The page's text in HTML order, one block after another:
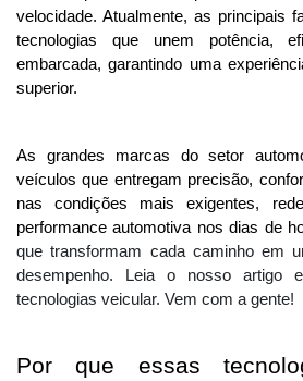
velocidade. Atualmente, as principais
tecnologias que unem potência,
embarcada, garantindo uma
superior.
As grandes marcas do setor
veículos que entregam precisão,
nas condições mais exigentes,
performance automotiva nos dias de
que transformam cada caminho em
desempenho. Leia o nosso artigo
tecnologias veicular. Vem com a gente!
Por que essas